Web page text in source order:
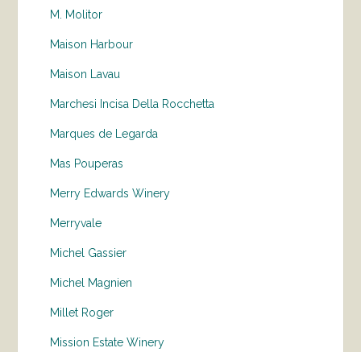
M. Molitor
Maison Harbour
Maison Lavau
Marchesi Incisa Della Rocchetta
Marques de Legarda
Mas Pouperas
Merry Edwards Winery
Merryvale
Michel Gassier
Michel Magnien
Millet Roger
Mission Estate Winery